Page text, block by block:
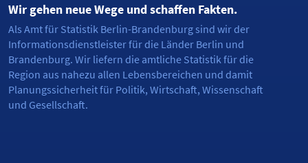
Wir gehen neue Wege und schaffen Fakten.
Als Amt für Statistik Berlin-Brandenburg sind wir der
Informationsdienstleister für die Länder Berlin und
Brandenburg. Wir liefern die amtliche Statistik für die
Region aus nahezu allen Lebensbereichen und damit
Planungssicherheit für Politik, Wirtschaft, Wissenschaft
und Gesellschaft.